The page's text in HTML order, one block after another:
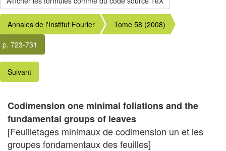
Annales de l'Institut Fourier
Tome 58 (2008)
p. 723-731
Suivant
Codimension one minimal foliations and the
fundamental groups of leaves
[Feuilletages minimaux de codimension un et les
groupes fondamentaux des feuilles]